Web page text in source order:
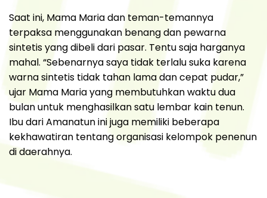
Saat ini, Mama Maria dan teman-temannya
terpaksa menggunakan benang dan pewarna
sintetis yang dibeli dari pasar. Tentu saja harganya
mahal. “Sebenarnya saya tidak terlalu suka karena
warna sintetis tidak tahan lama dan cepat pudar,”
ujar Mama Maria yang membutuhkan waktu dua
bulan untuk menghasilkan satu lembar kain tenun.
Ibu dari Amanatun ini juga memiliki beberapa
kekhawatiran tentang organisasi kelompok penenun
di daerahnya.